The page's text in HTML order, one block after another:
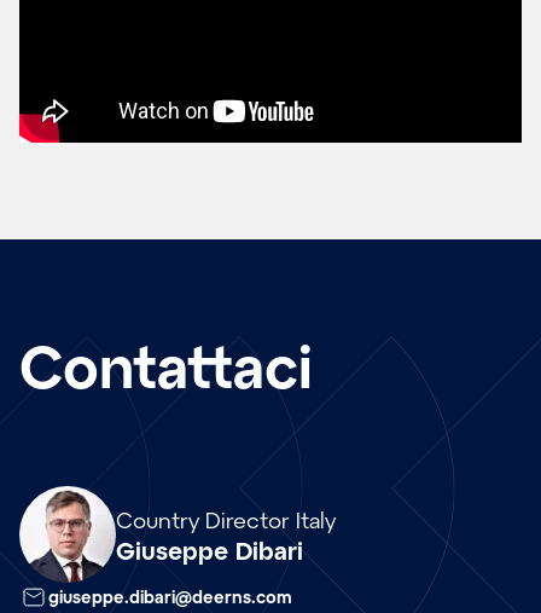
Contattaci
Country Director Italy
Giuseppe Dibari
Array
giuseppe.dibari@deerns.com